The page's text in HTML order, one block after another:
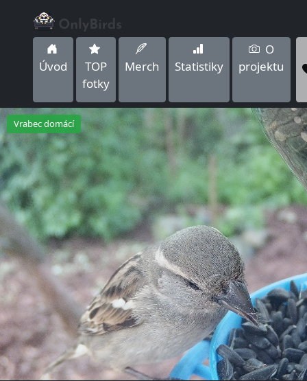
Úvod
TOP
fotky
Merch Statistiky
O
projektu
Vrabec domácí